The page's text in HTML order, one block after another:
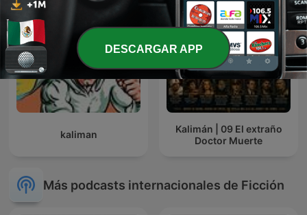
kaliman
Kalimán | 09 El extraño
Doctor Muerte
Más podcasts internacionales de Ficción
DESCARGAR APP